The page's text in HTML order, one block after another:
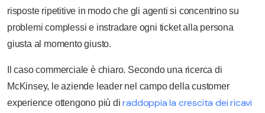
risposte ripetitive in modo che gli agenti si concentrino su
problemi complessi e instradare ogni ticket alla persona
giusta al momento giusto.
Il caso commerciale è chiaro. Secondo una ricerca di
McKinsey, le aziende leader nel campo della customer
experience ottengono più diraddoppia la crescita dei ricavi